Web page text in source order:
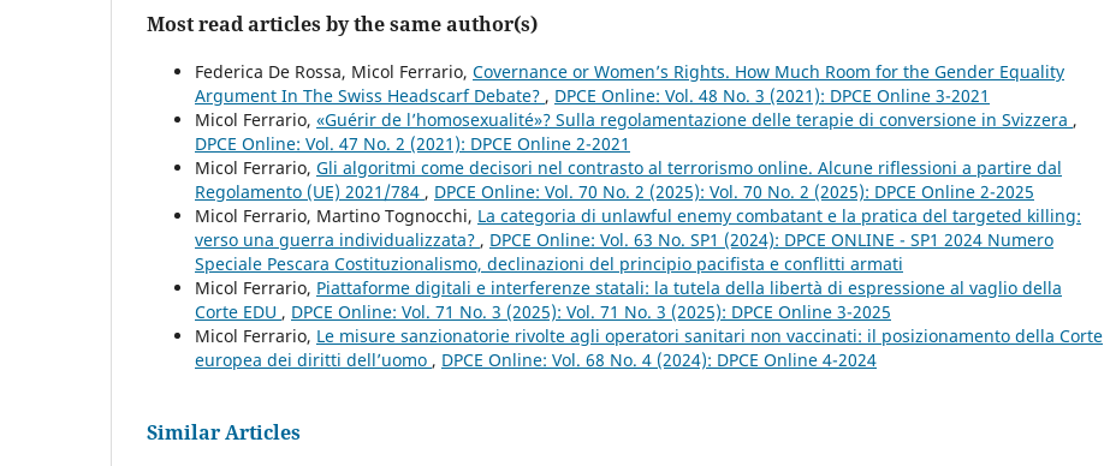
Most read articles by the same author(s)
Federica De Rossa, Micol Ferrario, Covernance or Women’s Rights. How Much Room for the Gender Equality
Argument In The Swiss Headscarf Debate? , DPCE Online: Vol. 48 No. 3 (2021): DPCE Online 3-2021
Micol Ferrario, «Guérir de l’homosexualité»? Sulla regolamentazione delle terapie di conversione in Svizzera ,
DPCE Online: Vol. 47 No. 2 (2021): DPCE Online 2-2021
Micol Ferrario, Gli algoritmi come decisori nel contrasto al terrorismo online. Alcune riflessioni a partire dal
Regolamento (UE) 2021/784 , DPCE Online: Vol. 70 No. 2 (2025): Vol. 70 No. 2 (2025): DPCE Online 2-2025
Micol Ferrario, Martino Tognocchi, La categoria di unlawful enemy combatant e la pratica del targeted killing:
verso una guerra individualizzata? , DPCE Online: Vol. 63 No. SP1 (2024): DPCE ONLINE - SP1 2024 Numero
Speciale Pescara Costituzionalismo, declinazioni del principio pacifista e conflitti armati
Micol Ferrario, Piattaforme digitali e interferenze statali: la tutela della libertà di espressione al vaglio della
Corte EDU , DPCE Online: Vol. 71 No. 3 (2025): Vol. 71 No. 3 (2025): DPCE Online 3-2025
Micol Ferrario, Le misure sanzionatorie rivolte agli operatori sanitari non vaccinati: il posizionamento della Corte
europea dei diritti dell’uomo , DPCE Online: Vol. 68 No. 4 (2024): DPCE Online 4-2024
Similar Articles